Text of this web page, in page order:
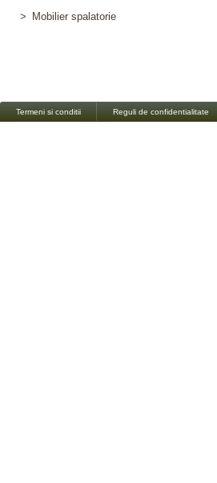
>
Mobilier spalatorie
Termeni si conditii Reguli de confidentialitate